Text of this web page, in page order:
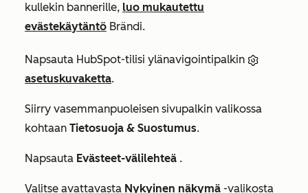
kullekin bannerille, luo mukautettu
evästekäytäntö Brändi.
Napsauta HubSpot-tilisi ylänavigointipalkin
asetuskuvaketta.
Siirry vasemmanpuoleisen sivupalkin valikossa
kohtaan Tietosuoja & Suostumus.
Napsauta Evästeet-välilehteä .
Valitse avattavasta Nykyinen näkymä -valikosta